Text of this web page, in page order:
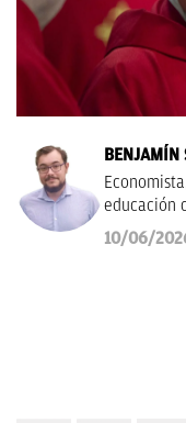
BENJAMÍN
educación
de
'La
10/06/